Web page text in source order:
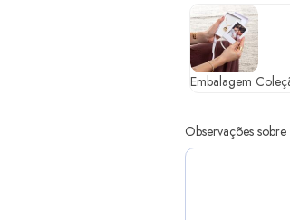
Embalagem
Observações